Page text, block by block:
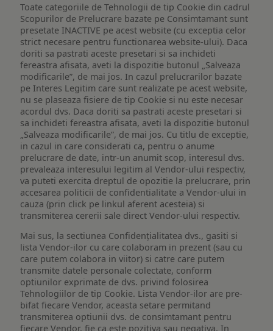
Toate categoriile de Tehnologii de tip Cookie din cadrul
Scopurilor de Prelucrare bazate pe Consimtamant sunt
presetate INACTIVE pe acest website (cu exceptia celor
strict necesare pentru functionarea website-ului). Daca
doriti sa pastrati aceste presetari si sa inchideti
fereastra afisata, aveti la dispozitie butonul „Salveaza
modificarile”, de mai jos. In cazul prelucrarilor bazate
pe Interes Legitim care sunt realizate pe acest website,
nu se plaseaza fisiere de tip Cookie si nu este necesar
acordul dvs. Daca doriti sa pastrati aceste presetari si
sa inchideti fereastra afisata, aveti la dispozitie butonul
„Salveaza modificarile”, de mai jos. Cu titlu de exceptie,
in cazul in care considerati ca, pentru o anume
prelucrare de date, intr-un anumit scop, interesul dvs.
prevaleaza interesului legitim al Vendor-ului respectiv,
va puteti exercita dreptul de opozitie la prelucrare, prin
accesarea politicii de confidentialitate a Vendor-ului in
cauza (prin click pe linkul aferent acesteia) si
transmiterea cererii sale direct Vendor-ului respectiv.
Mai sus, la sectiunea Confidențialitatea dvs., gasiti si
lista Vendor-ilor cu care colaboram in prezent (sau cu
care putem colabora in viitor) si catre care putem
transmite datele personale colectate, conform
optiunilor exprimate de dvs. privind folosirea
Tehnologiilor de tip Cookie. Lista Vendor-ilor are pre-
bifat fiecare Vendor, aceasta setare permitand
transmiterea optiunii dvs. de consimtamant pentru
fiecare Vendor, fie ca este pozitiva sau negativa. In